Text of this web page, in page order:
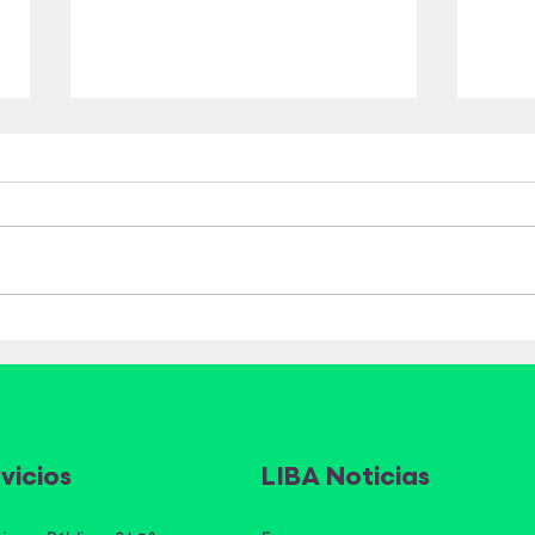
Reciclaje”: iniciativa que
LIBA Noticias